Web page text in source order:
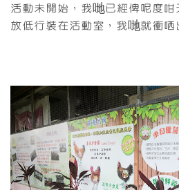
活動未開始，我哋已經俾呢度
放低行裝在活動室，我哋就衝